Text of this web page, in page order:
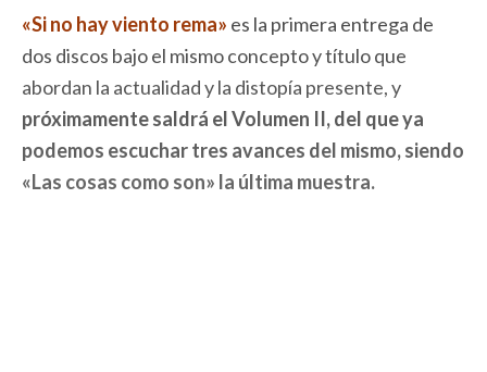
«Si no hay viento rema» es la primera entrega de
dos discos bajo el mismo concepto y título que
abordan la actualidad y la distopía presente, y
próximamente saldrá el Volumen II, del que ya
podemos escuchar tres avances del mismo, siendo
«Las cosas como son» la última muestra.